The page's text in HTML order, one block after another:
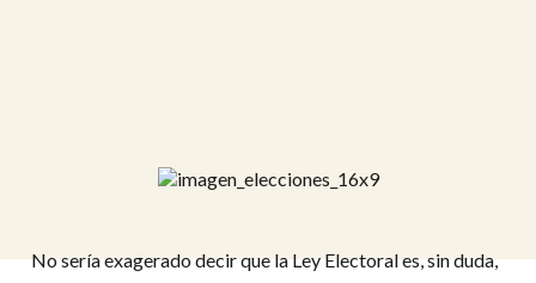
No sería exagerado decir que la Ley Electoral es, sin duda,